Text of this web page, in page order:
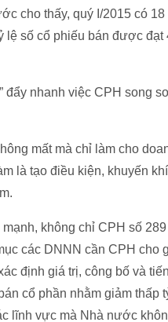
cho thấy, quý I/2015 có
lệ số cổ phiếu bán được
đẩy nhanh việc CPH song
mất mà chỉ làm cho
là tạo điều kiện, khuyến
không chỉ CPH số
các DNNN cần CPH cho
định giá trị, công bố và
cổ phần nhằm giảm thấp
lĩnh vực mà Nhà nước